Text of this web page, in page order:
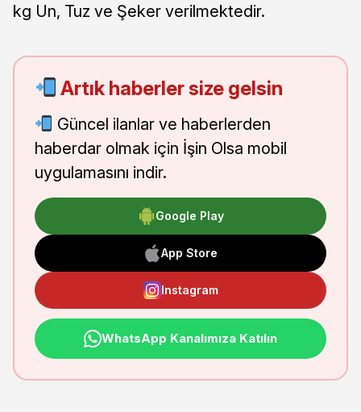
kg Un, Tuz ve Şeker verilmektedir.
Artık haberler size gelsin
Güncel ilanlar ve haberlerden
haberdar olmak için İşin Olsa mobil
uygulamasını indir.
Google Play
App Store
Instagram
WhatsApp Kanalımıza Katılın